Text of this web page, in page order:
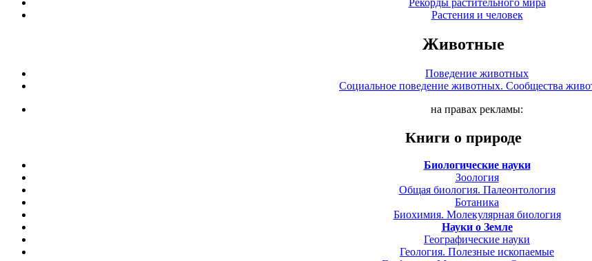
Рекорды растительного мира
Растения и человек
Животные
Поведение животных
Социальное поведение животных. Сообщества
на правах рекламы:
Книги о природе
Биологические науки
Зоология
Общая биология. Палеонтология
Ботаника
Биохимия. Молекулярная биология
Науки о Земле
Географические науки
Геология. Полезные ископаемые